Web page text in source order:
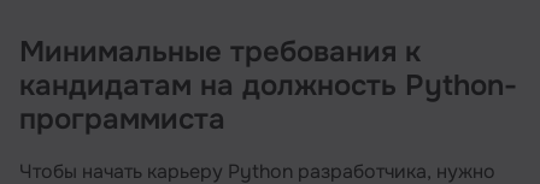
Минимальные требования к
кандидатам на должность Python-
программиста
Чтобы начать карьеру Python разработчика, нужно